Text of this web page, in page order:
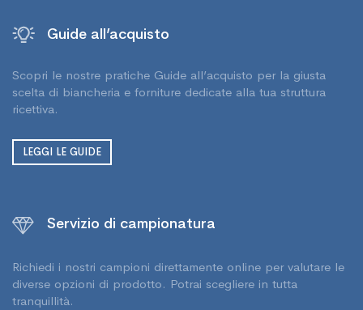
Guide all’acquisto
Scopri le nostre pratiche Guide all’acquisto per la giusta
scelta di biancheria e forniture dedicate alla tua struttura
ricettiva.
LEGGI LE GUIDE
Servizio di campionatura
Richiedi i nostri campioni direttamente online per valutare le
diverse opzioni di prodotto. Potrai scegliere in tutta
tranquillità.